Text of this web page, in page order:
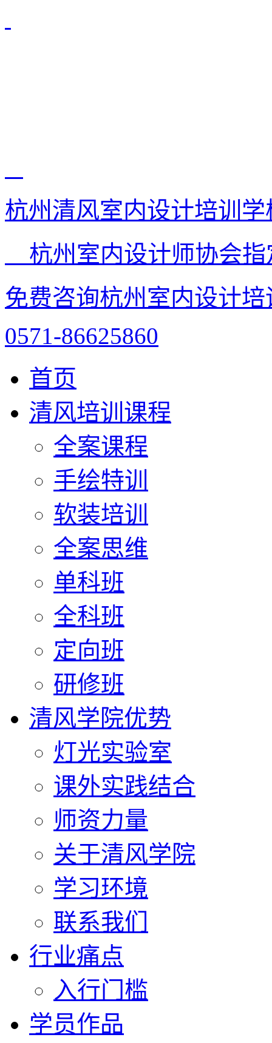
杭州清风室内设计培训学
杭州室内设计师协会
免费咨询杭州室内设计
0571-86625860
首页
清风培训课程
全案课程
手绘特训
软装培训
全案思维
单科班
全科班
定向班
研修班
清风学院优势
灯光实验室
课外实践结合
师资力量
关于清风学院
学习环境
联系我们
行业痛点
入行门槛
学员作品